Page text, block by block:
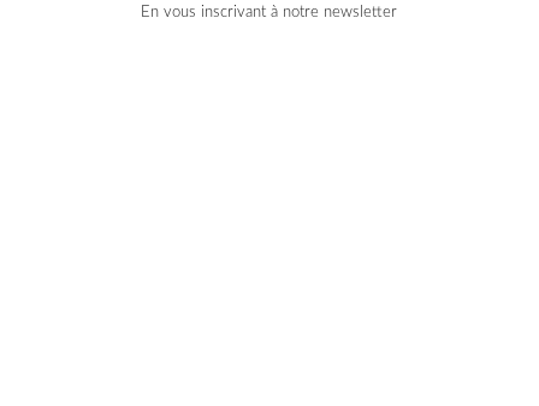
En vous inscrivant à notre newsletter